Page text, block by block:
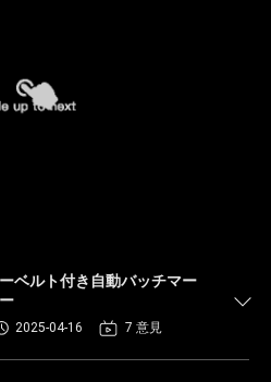
ベルト付き自動バッチマー
2025-04-16 7 意見